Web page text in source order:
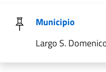
Municipio
Largo S.